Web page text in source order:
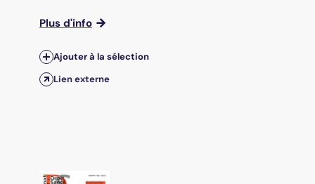
Plus d'info
Ajouter à la sélection
Lien externe